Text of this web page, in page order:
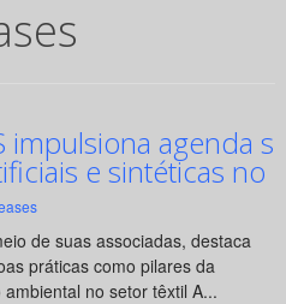
impulsiona agenda
e sintéticas no
de suas associadas, destaca
práticas como pilares da
no setor têxtil A...